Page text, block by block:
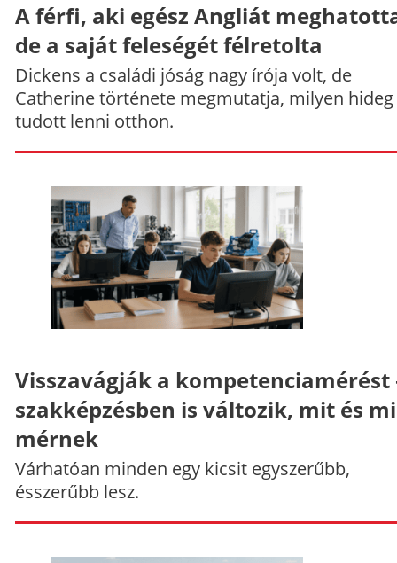
A férfi, aki egész Angliát
de a saját feleségét félretolta
Dickens a családi jóság nagy írója volt, de
Catherine története megmutatja, milyen hideg
tudott lenni otthon.
Visszavágják a kompetenciamérést
szakképzésben is változik, mit és
mérnek
Várhatóan minden egy kicsit egyszerűbb,
ésszerűbb lesz.